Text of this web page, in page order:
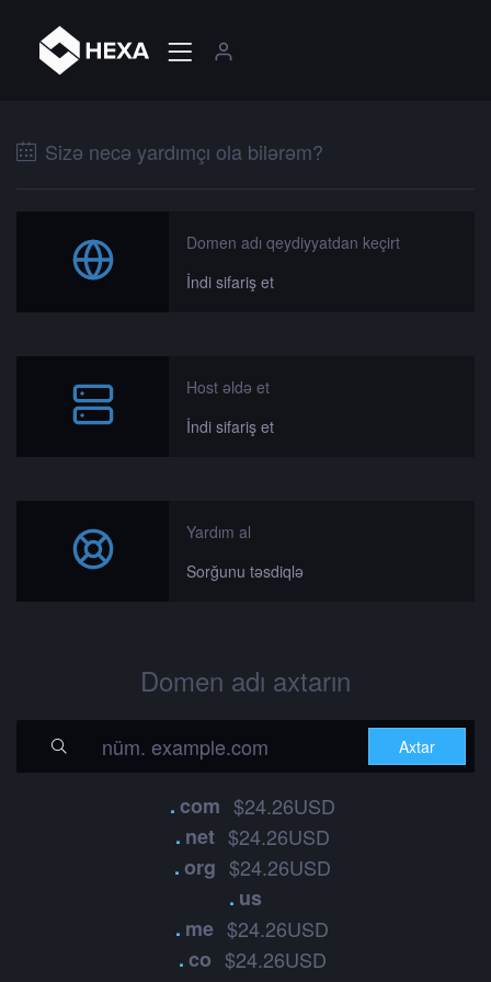
Sizə necə yardımçı ola bilərəm?
Domen adı qeydiyyatdan keçirt
İndi sifariş et
Host əldə et
İndi sifariş et
Yardım al
Sorğunu təsdiqlə
Domen adı axtarın
.com $24.26USD
. net $24.26USD
.org $24.26USD
. us
. me $24.26USD
.co $24.26USD